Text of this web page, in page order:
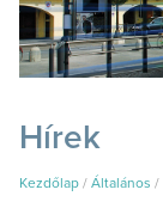
Hírek
Kezdőlap / Általános /